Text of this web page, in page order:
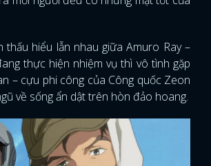
hiểu lẫn nhau giữa Amuro Ray –
thực hiện nhiệm vụ thì vô tình gặp
– cựu phi công của Công quốc Zeon
về sống ẩn dật trên hòn đảo hoang.